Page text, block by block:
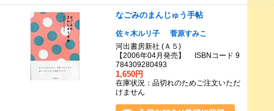
なごみのまんじゅう手帖
佐々木ルリ子
菅原すみこ
河出書房新社 (Ａ５)
【2006年04月発売】 ISBNコード 9
784309280493
1,650円
在庫状況：品切れのためご注文いただ
けません